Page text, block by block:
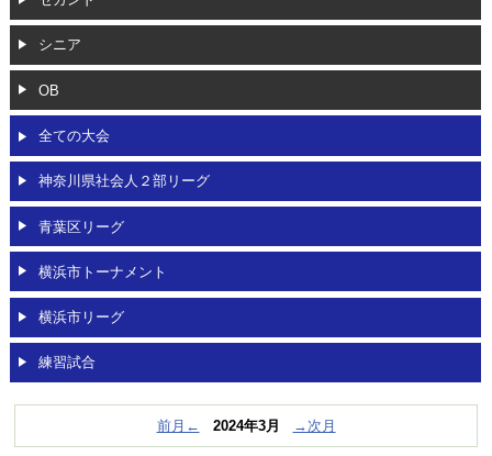
フォトアルバム
ブログ
OBページ
リンク
動画
シニア
OB
全ての大会
神奈川県社会人２部リーグ
青葉区リーグ
横浜市トーナメント
横浜市リーグ
練習試合
前月← 2024年3月 →次月